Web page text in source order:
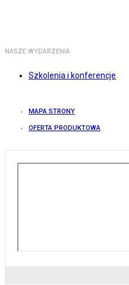
NASZE WYDARZENIA
Szkolenia i konferencje
MAPA STRONY
OFERTA PRODUKTOWA